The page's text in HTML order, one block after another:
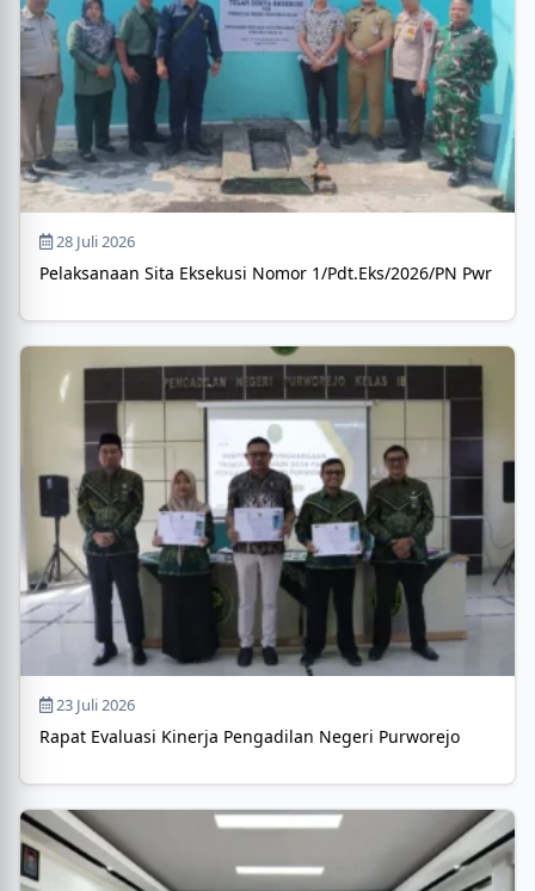
28 Juli 2026
Pelaksanaan Sita Eksekusi Nomor 1/Pdt.Eks/2026/PN Pwr
23 Juli 2026
Rapat Evaluasi Kinerja Pengadilan Negeri Purworejo